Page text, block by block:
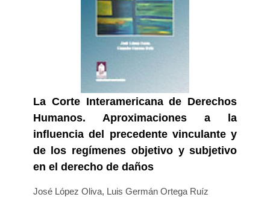
La Corte Interamericana de Derechos
Humanos. Aproximaciones a la
influencia del precedente vinculante y
de los regímenes objetivo y subjetivo
en el derecho de daños
José López Oliva, Luis Germán Ortega Ruíz